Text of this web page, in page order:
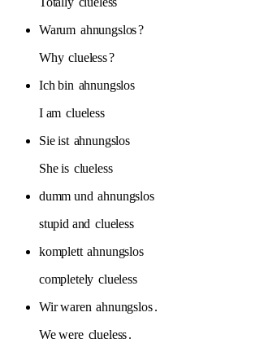
Warum ahnungslos?
Why clueless?
Ich bin ahnungslos
I am clueless
Sie ist ahnungslos
She is clueless
dumm und ahnungslos
stupid and clueless
komplett ahnungslos
completely clueless
Wir waren ahnungslos .
We were clueless.